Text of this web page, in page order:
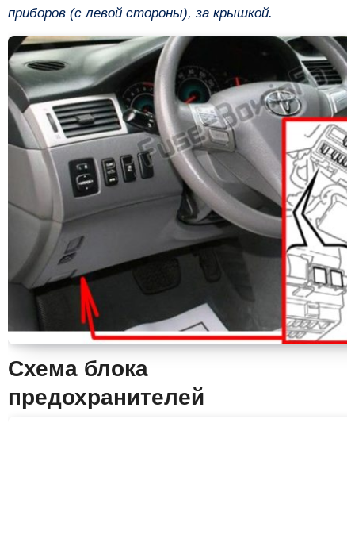
приборов (с левой стороны), за крышкой.
Схема блока
предохранителей